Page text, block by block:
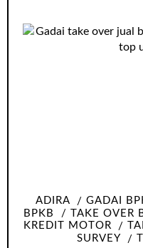
ADIRA GADAI
BPKB
TAKE OVER
KREDIT MOTOR
SURVEY